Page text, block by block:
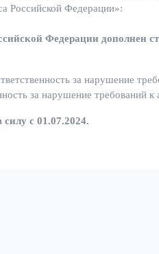
Российской Федерации»:
Федерации дополнен
за нарушение
за нарушение требований
с 01.07.2024.